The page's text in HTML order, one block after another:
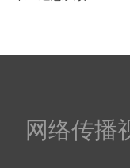
网络传播